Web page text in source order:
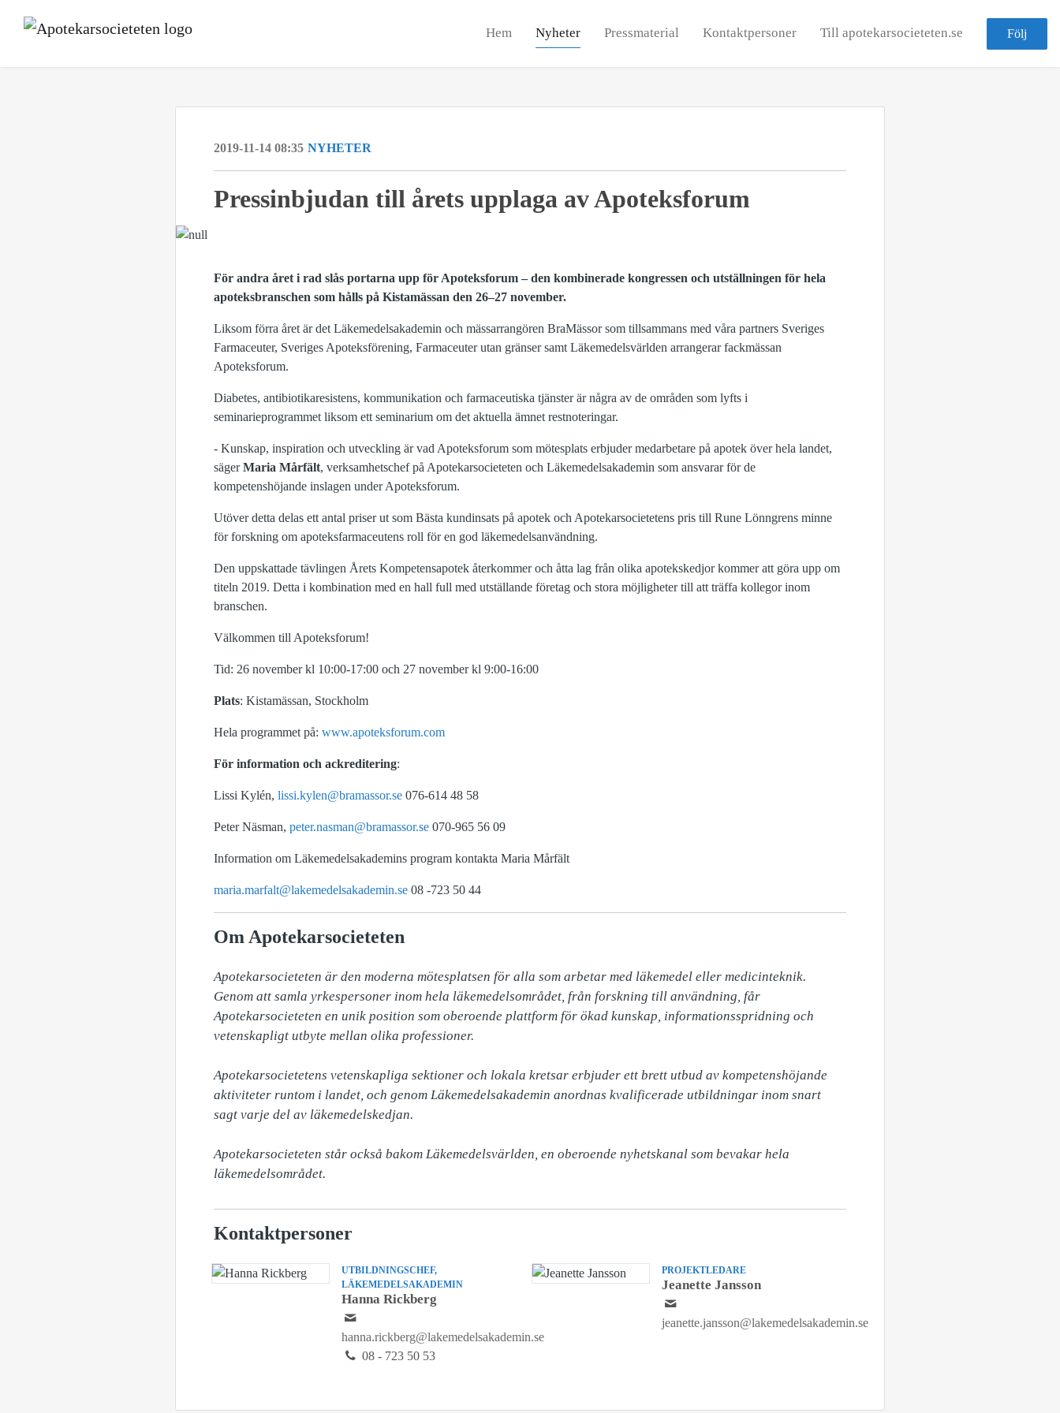
Hem Nyheter Pressmaterial Kontaktpersoner Till apotekarsocieteten.se Följ
2019-11-14 08:35 NYHETER
Pressinbjudan till årets upplaga av Apoteksforum
För andra året i rad slås portarna upp för Apoteksforum – den kombinerade kongressen och utställningen för hela
apoteksbranschen som hålls på Kistamässan den 26–27 november.
Liksom förra året är det Läkemedelsakademin och mässarrangören BraMässor som tillsammans med våra partners Sveriges
Farmaceuter, Sveriges Apoteksförening, Farmaceuter utan gränser samt Läkemedelsvärlden arrangerar fackmässan
Apoteksforum.
Diabetes, antibiotikaresistens, kommunikation och farmaceutiska tjänster är några av de områden som lyfts i
seminarieprogrammet liksom ett seminarium om det aktuella ämnet restnoteringar.
- Kunskap, inspiration och utveckling är vad Apoteksforum som mötesplats erbjuder medarbetare på apotek över hela landet,
sägerMaria Mårfält, verksamhetschef på Apotekarsocieteten och Läkemedelsakademin som ansvarar för de
kompetenshöjande inslagen under Apoteksforum.
Utöver detta delas ett antal priser ut som Bästa kundinsats på apotek och Apotekarsocietetens pris till Rune Lönngrens minne
för forskning om apoteksfarmaceutens roll för en god läkemedelsanvändning.
Den uppskattade tävlingen Årets Kompetensapotek återkommer och åtta lag från olika apotekskedjor kommer att göra upp om
titeln 2019. Detta i kombination med en hall full med utställande företag och stora möjligheter till att träffa kollegor inom
branschen.
Välkommen till Apoteksforum!
Tid: 26 november kl 10:00-17:00 och 27 november kl 9:00-16:00
Plats: Kistamässan, Stockholm
Hela programmet på: www.apoteksforum.com
För information och ackreditering:
Lissi Kylén, lissi.kylen@bramassor.se 076-614 48 58
Peter Näsman, peter.nasman@bramassor.se 070-965 56 09
Information om Läkemedelsakademins program kontakta Maria Mårfält
maria.marfalt@lakemedelsakademin.se 08 -723 50 44
Om Apotekarsocieteten
Apotekarsocieteten är den moderna mötesplatsen för alla som arbetar med läkemedel eller medicinteknik.
Genom att samla yrkespersoner inom hela läkemedelsområdet, från forskning till användning, får
Apotekarsocieteten en unik position som oberoende plattform för ökad kunskap, informationsspridning och
vetenskapligt utbyte mellan olika professioner.
Apotekarsocietetens vetenskapliga sektioner och lokala kretsar erbjuder ett brett utbud av kompetenshöjande
aktiviteter runtom i landet, och genom Läkemedelsakademin anordnas kvalificerade utbildningar inom snart
sagt varje del av läkemedelskedjan.
Apotekarsocieteten står också bakom Läkemedelsvärlden, en oberoende nyhetskanal som bevakar hela
läkemedelsområdet.
Kontaktpersoner
UTBILDNINGSCHEF,
LÄKEMEDELSAKADEMIN
Hanna Rickberg
hanna.rickberg@lakemedelsakademin.se
08 - 723 50 53
PROJEKTLEDARE
Jeanette Jansson
jeanette.jansson@lakemedelsakademin.se